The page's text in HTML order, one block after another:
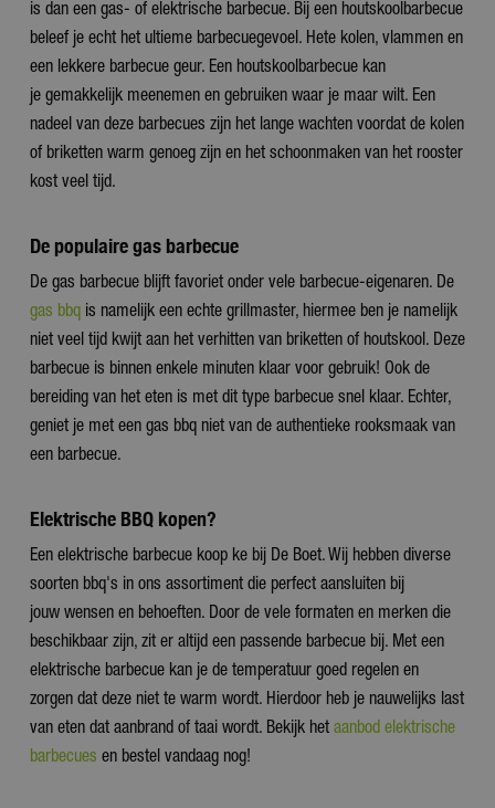
is dan een gas- of elektrische barbecue. Bij een houtskoolbarbecue
beleef je echt het ultieme barbecuegevoel. Hete kolen, vlammen en
een lekkere barbecue geur. Een houtskoolbarbecue kan
je gemakkelijk meenemen en gebruiken waar je maar wilt. Een
nadeel van deze barbecues zijn het lange wachten voordat de kolen
of briketten warm genoeg zijn en het schoonmaken van het rooster
kost veel tijd.
De populaire gas barbecue
De gas barbecue blijft favoriet onder vele barbecue-eigenaren. De
gas bbq is namelijk een echte grillmaster, hiermee ben je namelijk
niet veel tijd kwijt aan het verhitten van briketten of houtskool. Deze
barbecue is binnen enkele minuten klaar voor gebruik! Ook de
bereiding van het eten is met dit type barbecue snel klaar. Echter,
geniet je met een gas bbq niet van de authentieke rooksmaak van
een barbecue.
Elektrische BBQ kopen?
Een elektrische barbecue koop ke bij De Boet. Wij hebben diverse
soorten bbq's in ons assortiment die perfect aansluiten bij
jouw wensen en behoeften. Door de vele formaten en merken die
beschikbaar zijn, zit er altijd een passende barbecue bij. Met een
elektrische barbecue kan je de temperatuur goed regelen en
zorgen dat deze niet te warm wordt. Hierdoor heb je nauwelijks last
van eten dat aanbrand of taai wordt. Bekijk het aanbod elektrische
barbecues en bestel vandaag nog!